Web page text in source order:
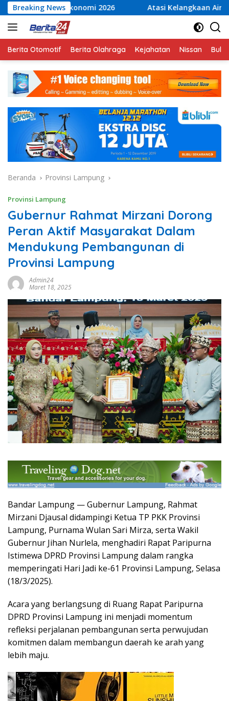
Langsung
ke
konten
Breaking News
2026 Atasi Kelangkaan Air Bersih, Babinsa Peltu
Berita Otomotif Berita Olahraga Kejahatan Nissan
Beranda Provinsi Lampung
Provinsi Lampung
Gubernur Rahmat Mirzani Dorong
Peran Aktif Masyarakat Dalam
Mendukung Pembangunan di
Provinsi Lampung
Admin24
Maret 18, 2025
Bandar Lampung — Gubernur Lampung, Rahmat
Mirzani Djausal didampingi Ketua TP PKK Provinsi
Lampung, Purnama Wulan Sari Mirza, serta Wakil
Gubernur Jihan Nurlela, menghadiri Rapat Paripurna
Istimewa DPRD Provinsi Lampung dalam rangka
memperingati Hari Jadi ke-61 Provinsi Lampung, Selasa
(18/3/2025).
Acara yang berlangsung di Ruang Rapat Paripurna
DPRD Provinsi Lampung ini menjadi momentum
refleksi perjalanan pembangunan serta perwujudan
komitmen dalam membangun daerah ke arah yang
lebih maju.